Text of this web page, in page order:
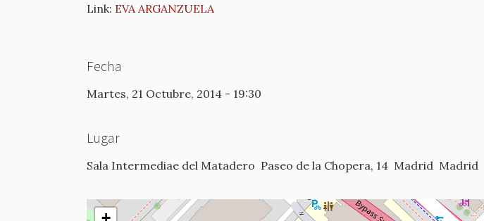
Link: EVA ARGANZUELA
Fecha
Martes, 21 Octubre, 2014 - 19:30
Lugar
Sala Intermediae del Matadero Paseo de la Chopera, 14 Madrid Madrid